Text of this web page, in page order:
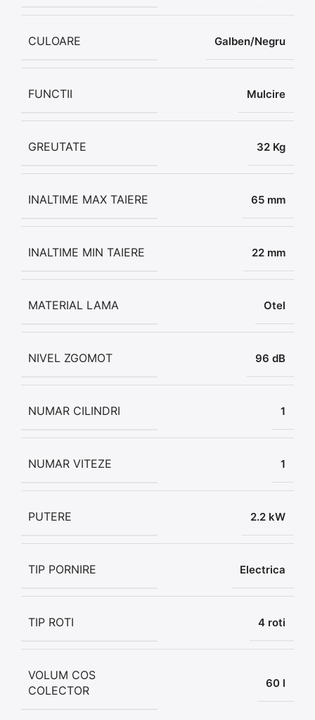
CULOARE Galben/Negru
FUNCTII Mulcire
GREUTATE 32 Kg
INALTIME MAX TAIERE 65 mm
INALTIME MIN TAIERE 22 mm
MATERIAL LAMA Otel
NIVEL ZGOMOT 96 dB
NUMAR CILINDRI 1
NUMAR VITEZE 1
PUTERE 2.2 kW
TIP PORNIRE Electrica
TIP ROTI 4 roti
VOLUM COS
COLECTOR
60 l